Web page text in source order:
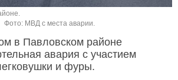
Фото: МВД с места аварии.
в Павловском районе
авария с участием
и фуры.